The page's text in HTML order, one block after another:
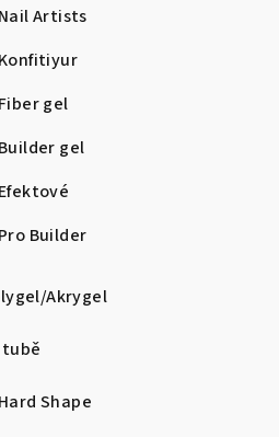
Nail Artists
Konfitiyur
Fiber gel
Builder gel
Efektové
Pro Builder
Akrygel
tubě
Hard Shape